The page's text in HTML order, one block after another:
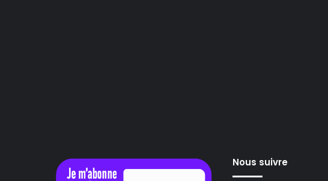
Nous suivre